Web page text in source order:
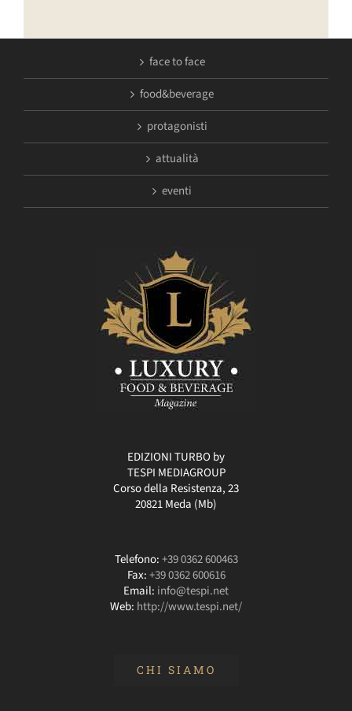
face to face
food&beverage
protagonisti
attualità
eventi
EDIZIONI TURBO by
TESPI MEDIAGROUP
Corso della Resistenza, 23
20821 Meda (Mb)
Telefono:+39 0362 600463
Fax:+39 0362 600616
Email: info@tespi.net
Web: http://www.tespi.net/
CHI SIAMO